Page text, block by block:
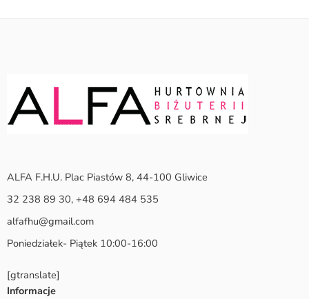
ALFA F.H.U. Plac Piastów 8, 44-100 Gliwice
32 238 89 30, +48 694 484 535
alfafhu@gmail.com
Poniedziałek- Piątek 10:00-16:00
[gtranslate]
Informacje